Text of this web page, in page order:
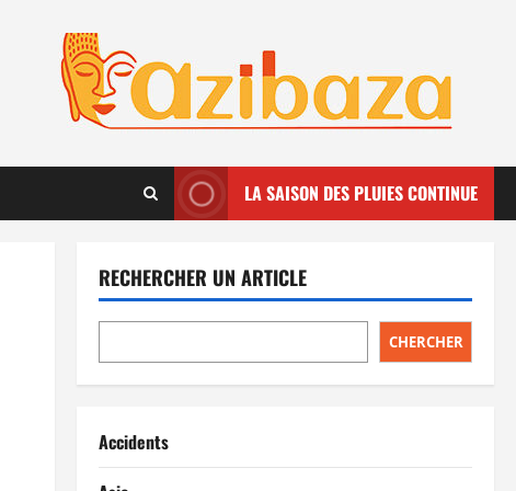
LA SAISON DES PLUIES CONTINUE
RECHERCHER UN ARTICLE
CHERCHER
Accidents